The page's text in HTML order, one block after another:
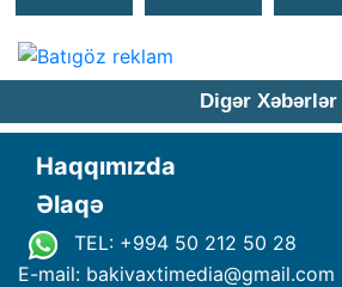
Digər Xəbərlər
Haqqımızda
Əlaqə
TEL: +994 50 212 50 28
E-mail: bakivaxtimedia@gmail.com